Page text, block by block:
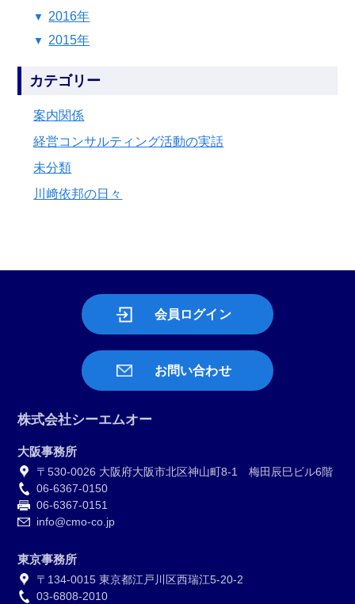
2016年
2015年
カテゴリー
案内関係
経営コンサルティング活動の実話
未分類
川﨑依邦の日々
会員ログイン
お問い合わせ
株式会社シーエムオー
大阪事務所
〒530-0026 大阪府大阪市北区神山町8-1 梅田辰巳ビル6階
06-6367-0150
06-6367-0151
info@cmo-co.jp
東京事務所
〒134-0015 東京都江戸川区西瑞江5-20-2
03-6808-2010